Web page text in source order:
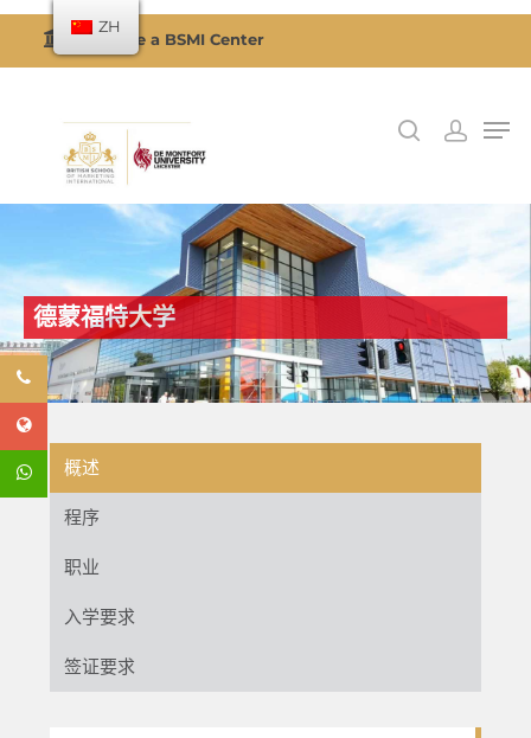
按回车搜索或按 ESC 关闭
Become a BSMI Center
德蒙福特大学
概述
程序
职业
入学要求
签证要求
ZH